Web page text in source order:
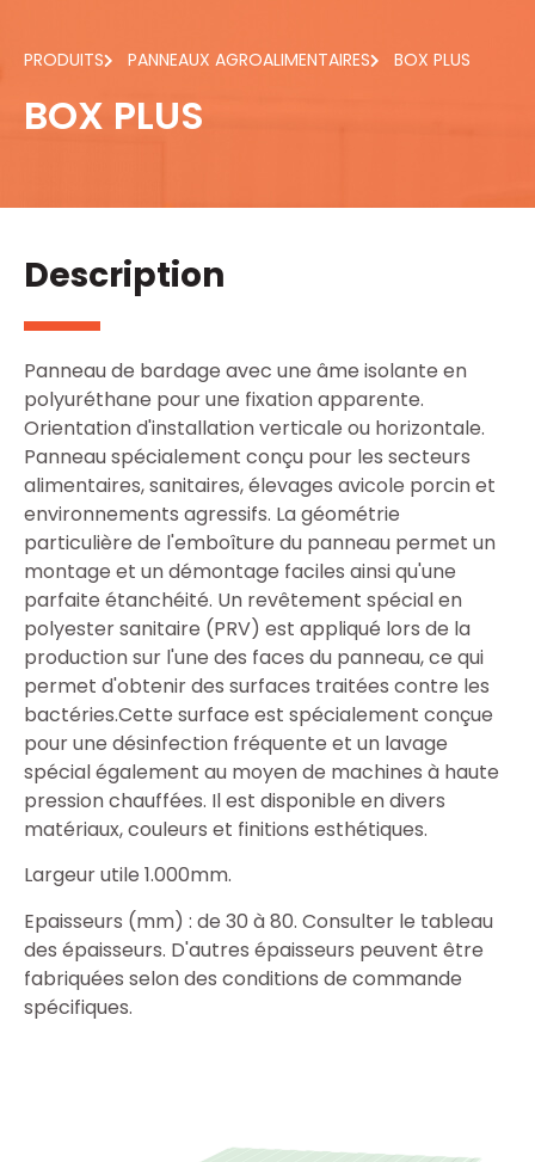
PRODUITS PANNEAUX AGROALIMENTAIRES BOX PLUS
BOX PLUS
Description
Panneau de bardage avec une âme isolante en
polyuréthane pour une fixation apparente.
Orientation d'installation verticale ou horizontale.
Panneau spécialement conçu pour les secteurs
alimentaires, sanitaires, élevages avicole porcin et
environnements agressifs. La géométrie
particulière de l'emboîture du panneau permet un
montage et un démontage faciles ainsi qu'une
parfaite étanchéité. Un revêtement spécial en
polyester sanitaire (PRV) est appliqué lors de la
production sur l'une des faces du panneau, ce qui
permet d'obtenir des surfaces traitées contre les
bactéries.Cette surface est spécialement conçue
pour une désinfection fréquente et un lavage
spécial également au moyen de machines à haute
pression chauffées. Il est disponible en divers
matériaux, couleurs et finitions esthétiques.
Largeur utile 1.000mm.
Epaisseurs (mm) : de 30 à 80. Consulter le tableau
des épaisseurs. D'autres épaisseurs peuvent être
fabriquées selon des conditions de commande
spécifiques.